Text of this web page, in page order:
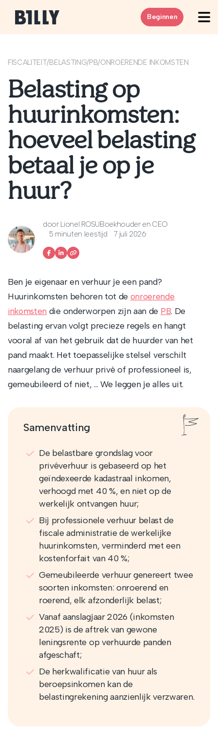
Beginnen
FISCALITEIT/BELASTING/PB/ONROERENDE INKOMSTEN
Belasting op
huurinkomsten:
hoeveel belasting
betaal je op je
huur?
door Lionel ROSUBoekhouder en CEO
5 minuten leestijd
7 juli 2026
Ben je eigenaar en verhuur je een pand?
Huurinkomsten behoren tot de onroerende
inkomsten die onderworpen zijn aan de PB. De
belasting ervan volgt precieze regels en hangt
vooral af van het gebruik dat de huurder van het
pand maakt. Het toepasselijke stelsel verschilt
naargelang de verhuur privé of professioneel is,
gemeubileerd of niet, … We leggen je alles uit.
Samenvatting
De belastbare grondslag voor
privéverhuur is gebaseerd op het
geïndexeerde kadastraal inkomen,
verhoogd met 40 %, en niet op de
werkelijk ontvangen huur;
Bij professionele verhuur belast de
fiscale administratie de werkelijke
huurinkomsten, verminderd met een
kostenforfait van 40 %;
Gemeubileerde verhuur genereert twee
soorten inkomsten: onroerend en
roerend, elk afzonderlijk belast;
Vanaf aanslagjaar 2026 (inkomsten
2025) is de aftrek van gewone
leningsrente op verhuurde panden
afgeschaft;
De herkwalificatie van huur als
beroepsinkomen kan de
belastingrekening aanzienlijk verzwaren.